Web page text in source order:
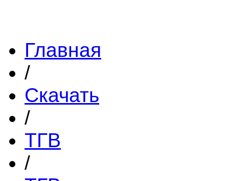
Главная
/
Скачать
/
ТГВ
/